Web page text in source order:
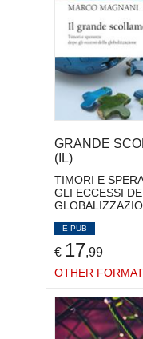
GRANDE
(IL)
TIMORI E
GLI ECCESSI
E-PUB
€ 17,99
OTHER